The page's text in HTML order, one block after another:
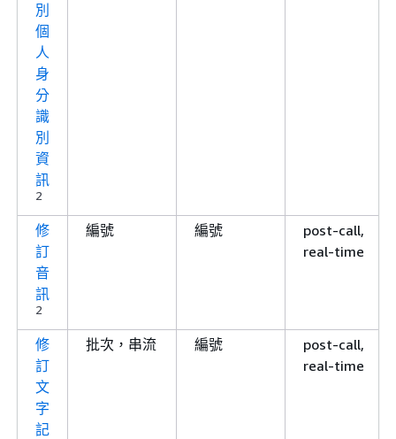
別
個
人
身
分
識
別
資
訊
2
修
訂
音
訊
2
編號 編號
post-call,
real-time
修
訂
文
字
記
批次，串流 編號
post-call,
real-time